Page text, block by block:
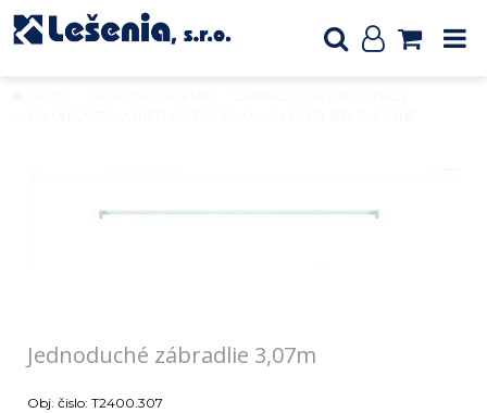
Jednoduché zábradlie 3,07m
Obj. čislo: T2400.307